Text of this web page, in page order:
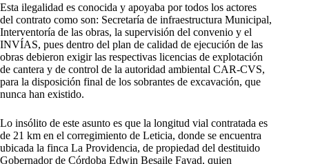
Esta ilegalidad es conocida y apoyaba por todos los actores
del contrato como son: Secretaría de infraestructura Municipal,
Interventoría de las obras, la supervisión del convenio y el
INVÍAS, pues dentro del plan de calidad de ejecución de las
obras debieron exigir las respectivas licencias de explotación
de cantera y de control de la autoridad ambiental CAR-CVS,
para la disposición final de los sobrantes de excavación, que
nunca han existido.
Lo insólito de este asunto es que la longitud vial contratada es
de 21 km en el corregimiento de Leticia, donde se encuentra
ubicada la finca La Providencia, de propiedad del destituido
Gobernador de Córdoba Edwin Besaile Fayad, quien